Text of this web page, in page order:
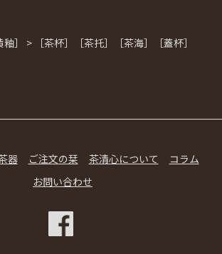
釉］ > ［茶杯］［茶托］［茶海］［蓋杯］
器 ご注文の栞 茶清心について
コラム
お問い合わせ